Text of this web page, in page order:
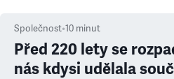
Společnost•10 minut
Před 220 lety se
nás kdysi udělala